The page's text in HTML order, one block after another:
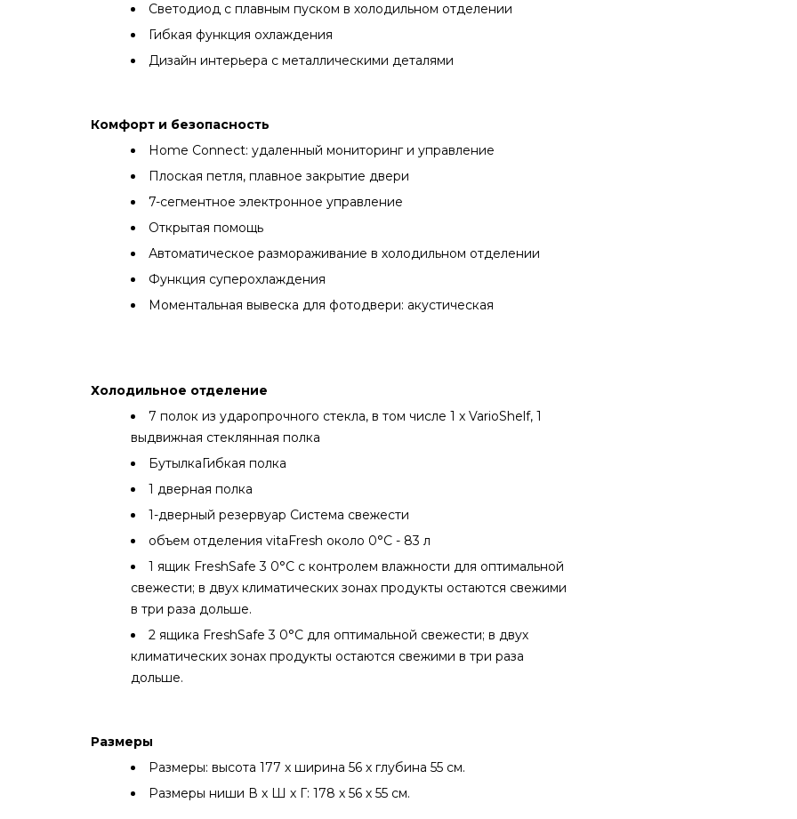
Светодиод с плавным пуском в холодильном отделении
Гибкая функция охлаждения
Дизайн интерьера с металлическими деталями
Комфорт и безопасность
Home Connect: удаленный мониторинг и управление
Плоская петля, плавное закрытие двери
7-сегментное электронное управление
Открытая помощь
Автоматическое размораживание в холодильном отделении
Функция суперохлаждения
Моментальная вывеска для фотодвери: акустическая
Холодильное отделение
7 полок из ударопрочного стекла, в том числе 1 x VarioShelf, 1
выдвижная стеклянная полка
БутылкаГибкая полка
1 дверная полка
1-дверный резервуар Система свежести
объем отделения vitaFresh около 0°C - 83 л
1 ящик FreshSafe 3 0°C с контролем влажности для оптимальной
свежести; в двух климатических зонах продукты остаются свежими
в три раза дольше.
2 ящика FreshSafe 3 0°C для оптимальной свежести; в двух
климатических зонах продукты остаются свежими в три раза
дольше.
Размеры
Размеры: высота 177 х ширина 56 х глубина 55 см.
Размеры ниши В х Ш х Г: 178 х 56 х 55 см.